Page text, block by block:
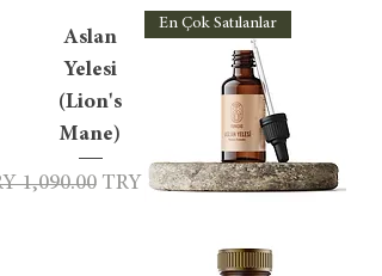
En Çok Satılanlar
Aslan
Yelesi
(Lion's
Mane)
Price
1,090.00 Sale Price
TRY 880.00